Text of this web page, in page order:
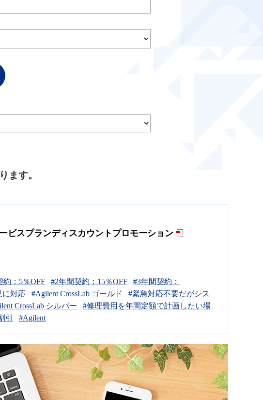
ます。
ビスプランディスカウントプロモーション
約：5％OFF #2年間契約：15％OFF
#3年間契約：
に対応 #Agilent CrossLab ゴールド
#緊急対応不要だがシス
CrossLab シルバー
#修理費用を年間定額で計画したい場
引 #Agilent